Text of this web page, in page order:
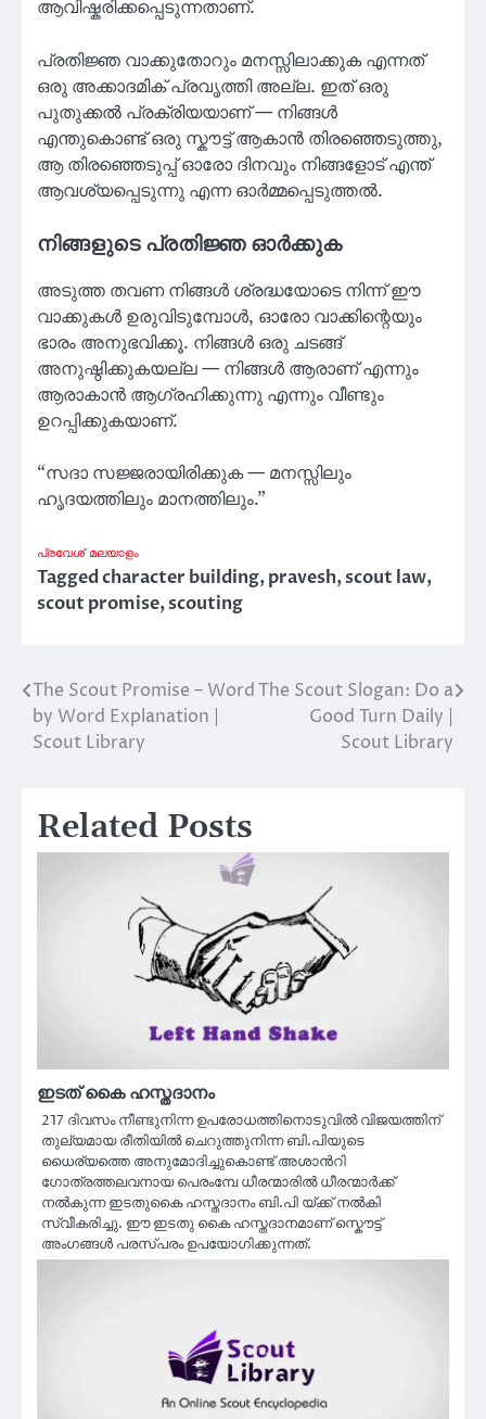
ആവിഷ്കരിക്കപ്പെടുന്നതാണ്.
പ്രതിജ്ഞ വാക്കുതോറും മനസ്സിലാക്കുക എന്നത്
ഒരു അക്കാദമിക് പ്രവൃത്തി അല്ല. ഇത് ഒരു
പുതുക്കൽ പ്രക്രിയയാണ് — നിങ്ങൾ
എന്തുകൊണ്ട് ഒരു സ്കൗട്ട് ആകാൻ തിരഞ്ഞെടുത്തു,
ആ തിരഞ്ഞെടുപ്പ് ഓരോ ദിനവും നിങ്ങളോട് എന്ത്
ആവശ്യപ്പെടുന്നു എന്ന ഓർമ്മപ്പെടുത്തൽ.
നിങ്ങളുടെ പ്രതിജ്ഞ ഓർക്കുക
അടുത്ത തവണ നിങ്ങൾ ശ്രദ്ധയോടെ നിന്ന് ഈ
വാക്കുകൾ ഉരുവിടുമ്പോൾ, ഓരോ വാക്കിന്റെയും
ഭാരം അനുഭവിക്കൂ. നിങ്ങൾ ഒരു ചടങ്ങ്
അനുഷ്ഠിക്കുകയല്ല — നിങ്ങൾ ആരാണ് എന്നും
ആരാകാൻ ആഗ്രഹിക്കുന്നു എന്നും വീണ്ടും
ഉറപ്പിക്കുകയാണ്.
“സദാ സജ്ജരായിരിക്കുക — മനസ്സിലും
ഹൃദയത്തിലും മാനത്തിലും.”
പ്രവേശ് മലയാളം
Taggedcharacter building,pravesh,scout law,
scout promise,scouting
Post
navigation
The Scout Promise – Word
by Word Explanation |
Scout Library
The Scout Slogan: Do a
Good Turn Daily |
Scout Library
Related Posts
ഇടത് കൈ ഹസ്തദാനം
217 ദിവസം നീണ്ടുനിന്ന ഉപരോധത്തിനൊടുവില്‍ വിജയത്തിന്
തുല്യമായ രീതിയില്‍ ചെറുത്തുനിന്ന ബി.പിയുടെ
ധൈര്യത്തെ അനുമോദിച്ചുകൊണ്ട് അശാന്‍റി
ഗോത്രത്തലവനായ പെരംമ്പേ ധീരന്മാരില്‍ ധീരന്മാര്‍ക്ക്‌
നല്‍കുന്ന ഇടതുകൈ ഹസ്തദാനം ബി.പി യ്ക്ക് നല്‍കി
സ്വീകരിച്ചു. ഈ ഇടതു കൈ ഹസ്തദാനമാണ് സ്കൌട്ട്
അംഗങ്ങള്‍ പരസ്പരം ഉപയോഗിക്കുന്നത്.